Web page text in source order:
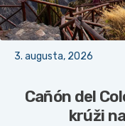
3. augusta, 2026
Cañón del
krúži